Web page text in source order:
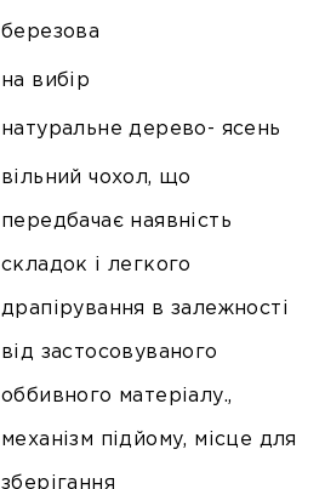
березова
на вибір
натуральне дерево- ясень
вільний чохол, що
передбачає наявність
складок і легкого
драпірування в залежності
від застосовуваного
оббивного матеріалу.,
механізм підйому, місце для
зберігання